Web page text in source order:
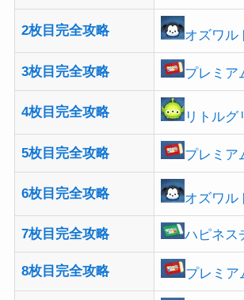
2枚目完全攻略 オズワル
3枚目完全攻略 プレミア
4枚目完全攻略 リトルグ
5枚目完全攻略 プレミア
6枚目完全攻略 オズワル
7枚目完全攻略 ハピネス
8枚目完全攻略 プレミア